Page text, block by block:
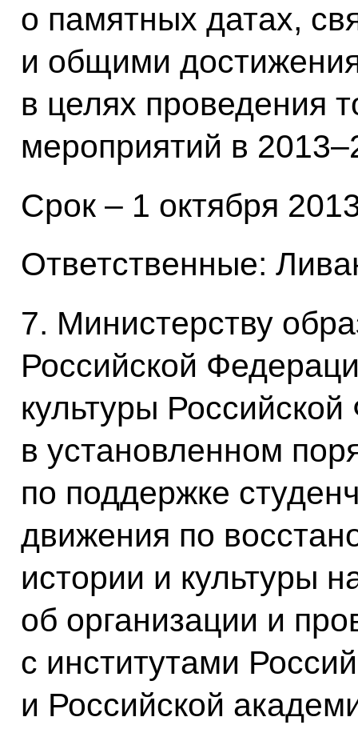
о памятных датах,
и общими
в целях проведения
мероприятий в
Срок – 1 октября
Ответственные:
7. Министерству
Российской
культуры
в установленном
по поддержке
движения по
истории и культуры
об организации и
с институтами
и Российской